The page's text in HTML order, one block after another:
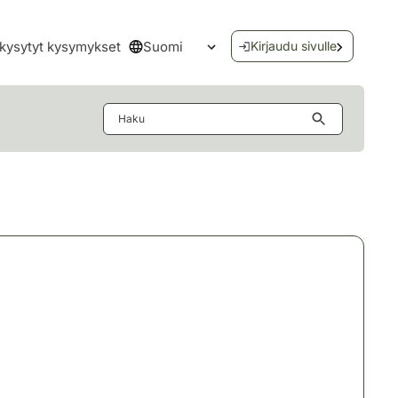
kysymykset Suomi
Avaa kielivalikko
Kirjaudu sivulle